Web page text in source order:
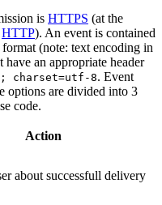
is HTTPS (at the
HTTP). An event is contained
format (note: text encoding in
have an appropriate header
charset=utf-8. Event
options are divided into 3
code.
Action
about successfull delivery